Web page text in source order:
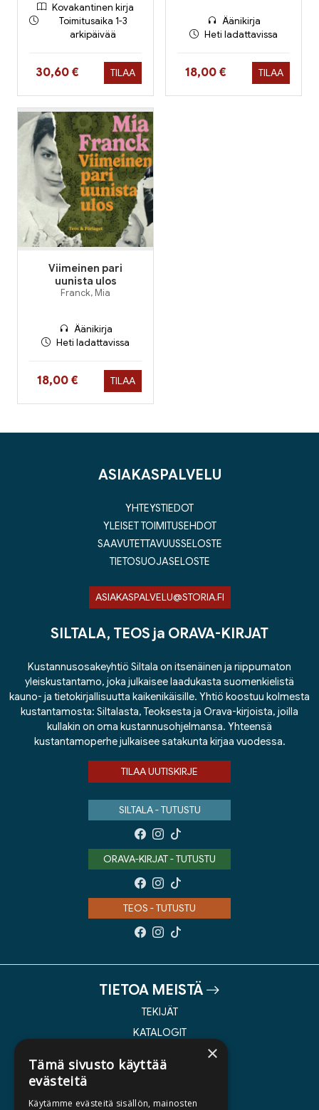
Kovakantinen kirja
Toimitusaika 1-3
arkipäivää
Hinta nyt
30,60 € TILAA
Äänikirja
Heti ladattavissa
Hinta nyt
18,00 € TILAA
Viimeinen pari
uunista ulos
Franck, Mia
Äänikirja
Heti ladattavissa
Hinta nyt
18,00 € TILAA
ASIAKASPALVELU
YHTEYSTIEDOT
YLEISET TOIMITUSEHDOT
SAAVUTETTAVUUSSELOSTE
TIETOSUOJASELOSTE
ASIAKASPALVELU@STORIA.FI
SILTALA, TEOS ja ORAVA-KIRJAT
Kustannusosakeyhtiö Siltala on itsenäinen ja riippumaton
yleiskustantamo, joka julkaisee laadukasta suomenkielistä
kauno- ja tietokirjallisuutta kaikenikäisille. Yhtiö koostuu kolmesta
kustantamosta: Siltalasta, Teoksesta ja Orava-kirjoista, joilla
kullakin on oma kustannusohjelmansa. Yhteensä
kustantamoperhe julkaisee satakunta kirjaa vuodessa.
TILAA UUTISKIRJE
SILTALA - TUTUSTU
ORAVA-KIRJAT - TUTUSTU
TEOS - TUTUSTU
TIETOA MEISTÄ
TEKIJÄT
KATALOGIT
×
Tämä sivusto käyttää
evästeitä
Käytämme evästeitä sisällön, mainosten